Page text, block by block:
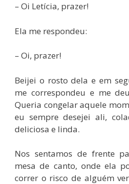
– Oi Letícia, prazer!
Ela me respondeu:
– Oi, prazer!
Beijei o rosto dela e em
me correspondeu e me
Queria congelar aquele
eu sempre desejei ali,
deliciosa e linda.
Nos sentamos de frente
mesa de canto, onde ela
correr o risco de alguém